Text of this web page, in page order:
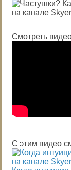
Смотреть
С этим видео